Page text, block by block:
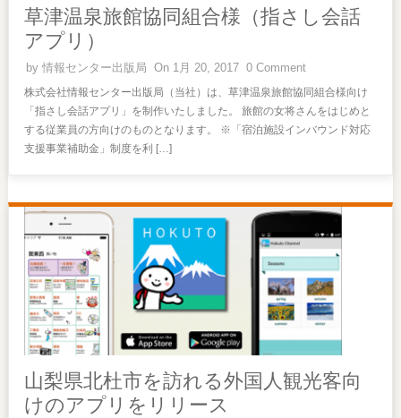
草津温泉旅館協同組合様（指さし会話
アプリ）
by情報センター出版局 On 1月 20, 2017 0 Comment
株式会社情報センター出版局（当社）は、草津温泉旅館協同組合様向け
「指さし会話アプリ」を制作いたしました。 旅館の女将さんをはじめと
する従業員の方向けのものとなります。 ※「宿泊施設インバウンド対応
支援事業補助金」制度を利 […]
山梨県北杜市を訪れる外国人観光客向
けのアプリをリリース